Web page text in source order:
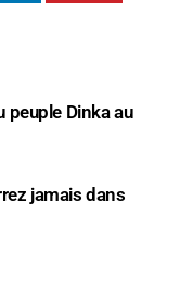
peuple Dinka au
jamais dans